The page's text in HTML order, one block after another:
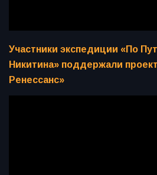
Участники экспедиции «По
Никитина» поддержали
Ренессанс»